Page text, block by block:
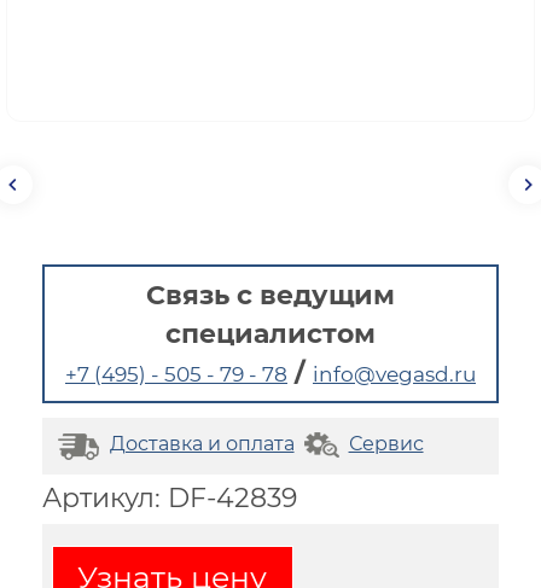
Связь с ведущим
специалистом
+7 (495) - 505 - 79 - 78 / info@vegasd.ru
Доставка и оплата Сервис
Артикул: DF-42839
Узнать цену